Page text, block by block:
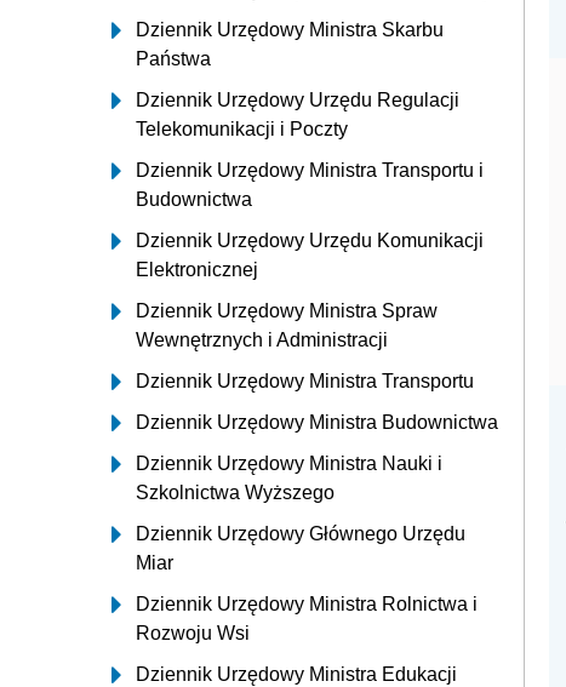
Dziennik Urzędowy Ministra Skarbu
Państwa
Dziennik Urzędowy Urzędu Regulacji
Telekomunikacji i Poczty
Dziennik Urzędowy Ministra Transportu i
Budownictwa
Dziennik Urzędowy Urzędu Komunikacji
Elektronicznej
Dziennik Urzędowy Ministra Spraw
Wewnętrznych i Administracji
Dziennik Urzędowy Ministra Transportu
Dziennik Urzędowy Ministra Budownictwa
Dziennik Urzędowy Ministra Nauki i
Szkolnictwa Wyższego
Dziennik Urzędowy Głównego Urzędu
Miar
Dziennik Urzędowy Ministra Rolnictwa i
Rozwoju Wsi
Dziennik Urzędowy Ministra Edukacji